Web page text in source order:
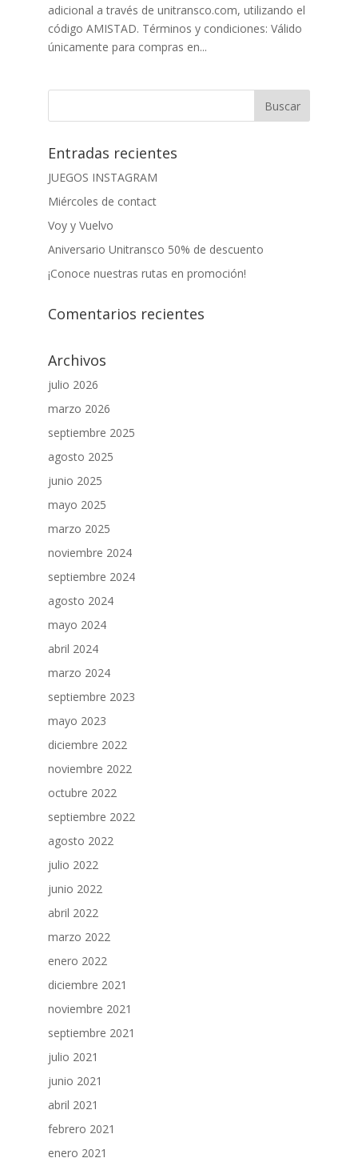
adicional a través de unitransco.com, utilizando el
código AMISTAD. Términos y condiciones: Válido
únicamente para compras en...
Entradas recientes
JUEGOS INSTAGRAM
Miércoles de contact
Voy y Vuelvo
Aniversario Unitransco 50% de descuento
¡Conoce nuestras rutas en promoción!
Comentarios recientes
Archivos
julio 2026
marzo 2026
septiembre 2025
agosto 2025
junio 2025
mayo 2025
marzo 2025
noviembre 2024
septiembre 2024
agosto 2024
mayo 2024
abril 2024
marzo 2024
septiembre 2023
mayo 2023
diciembre 2022
noviembre 2022
octubre 2022
septiembre 2022
agosto 2022
julio 2022
junio 2022
abril 2022
marzo 2022
enero 2022
diciembre 2021
noviembre 2021
septiembre 2021
julio 2021
junio 2021
abril 2021
febrero 2021
enero 2021